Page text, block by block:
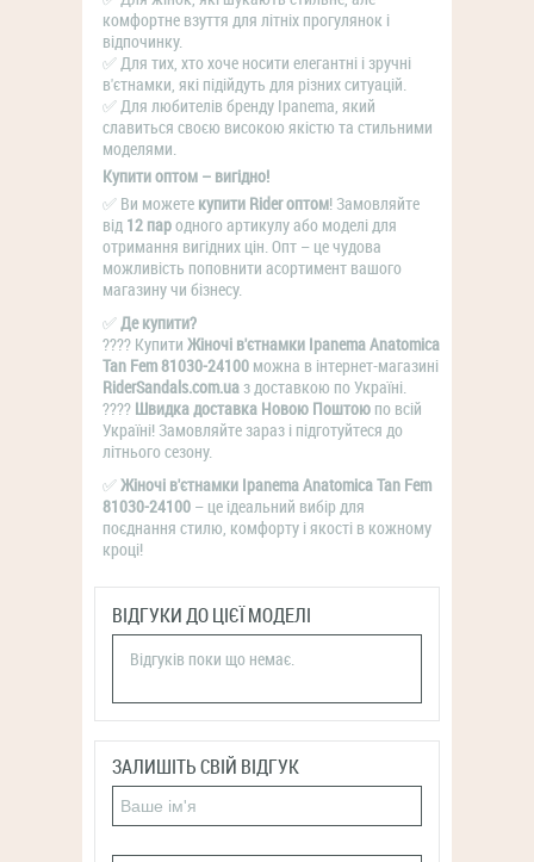
комфортне взуття для літніх прогулянок і
відпочинку.
✅ Для тих, хто хоче носити елегантні і зручні
в'єтнамки, які підійдуть для різних ситуацій.
✅ Для любителів бренду Ipanema, який
славиться своєю високою якістю та стильними
моделями.
Купити оптом – вигідно!
✅ Ви можете купити Rider оптом! Замовляйте
від 12 пародного артикулу або моделі для
отримання вигідних цін. Опт – це чудова
можливість поповнити асортимент вашого
магазину чи бізнесу.
✅Де купити?
???? Купити Жіночі в'єтнамки Ipanema Anatomica
Tan Fem 81030-24100 можна в інтернет-магазині
RiderSandals.com.ua з доставкою по Україні.
???? Швидка доставка Новою Поштою по всій
Україні! Замовляйте зараз і підготуйтеся до
літнього сезону.
✅Жіночі в'єтнамки Ipanema Anatomica Tan Fem
81030-24100 – це ідеальний вибір для
поєднання стилю, комфорту і якості в кожному
кроці!
ВІДГУКИ ДО ЦІЄЇ МОДЕЛІ
Відгуків поки що немає.
ЗАЛИШІТЬ СВІЙ ВІДГУК